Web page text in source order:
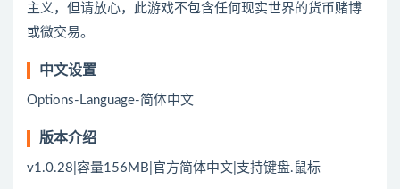
主义，但请放心，此游戏不包含任何现实世界的货币赌博
或微交易。
中文设置
Options-Language-简体中文
版本介绍
v1.0.28|容量156MB|官方简体中文|支持键盘.鼠标